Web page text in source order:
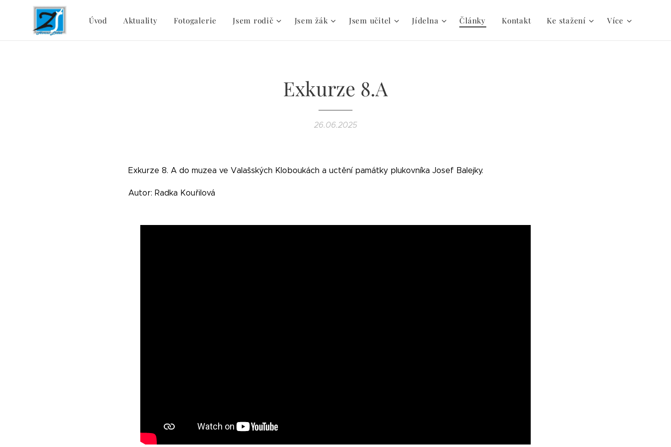
Úvod Aktuality Fotogalerie Jsem rodič Jsem žák Jsem učitel Jídelna Články Kontakt Ke stažení Více
Exkurze 8.A
26.06.2025
Exkurze 8. A do muzea ve Valašských Kloboukách a uctění památky plukovníka Josef Balejky.
Autor: Radka Kouřilová